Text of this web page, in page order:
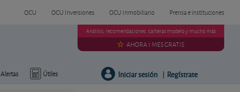
OCU OCU Inversiones OCU Inmobiliario Prensa e instituciones
Útiles
Alertas
Análisis, recomendaciones, carteras modelo y mucho más
AHORA 1 MES GRATIS
Iniciar sesión | Regístrate